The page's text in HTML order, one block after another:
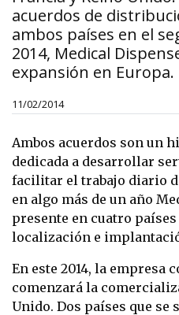
acuerdos de
ambos países en el
2014, Medical
expansión en Europa.
11/02/2014
Ambos acuerdos son un
dedicada a desarrollar
facilitar el trabajo diario
en algo más de un año
presente en cuatro
localización e
En este 2014, la empresa
comenzará la
Unido. Dos países que se